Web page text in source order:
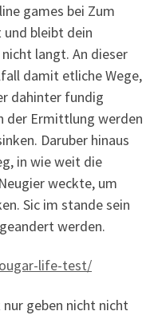
games bei Zum
und bleibt dein
langt. An dieser
damit etliche Wege,
dahinter fundig
der Ermittlung werden
Daruber hinaus
in wie weit die
weckte, um
Sic im stande sein
werden.
life-test/
geben nicht nicht